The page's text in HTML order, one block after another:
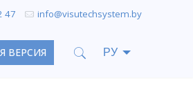
47 info@visutechsystem.by
ВЕРСИЯ